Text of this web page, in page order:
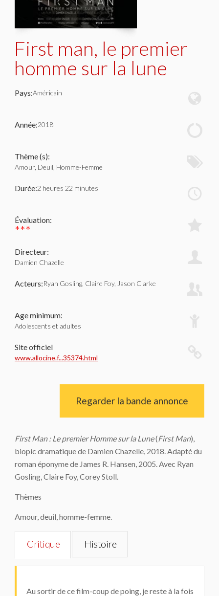
First man, le premier
homme sur la lune
Pays:Américain
Année:2018
Thème (s):
Amour, Deuil, Homme-Femme
Durée:2 heures 22 minutes
Évaluation:
***
Directeur:
Damien Chazelle
Acteurs:Ryan Gosling, Claire Foy, Jason Clarke
Age minimum:
Adolescents et adultes
Site officiel
www.allocine.f...35374.html
Regarder la bande annonce
First Man : Le premier Homme sur la Lune(First Man),
biopic dramatique de Damien Chazelle, 2018. Adapté du
roman éponyme de James R. Hansen, 2005. Avec Ryan
Gosling, Claire Foy, Corey Stoll.
Thèmes
Amour, deuil, homme-femme.
Critique Histoire
Au sortir de ce film-coup de poing, je reste à la fois